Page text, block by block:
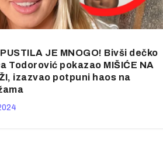
JE MNOGO! Bivši dečko
Todorović pokazao MIŠIĆE NA
izazvao potpuni haos na